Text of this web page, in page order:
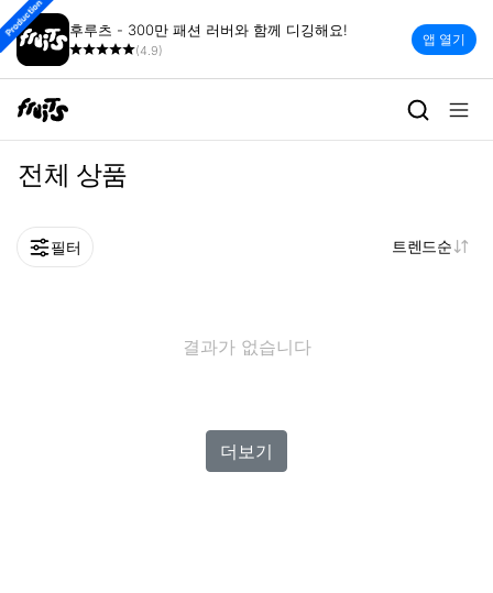
후루츠 - 300만 패션 러버와 함께 디깅해요!
(4.9)
앱 열기
전체 상품
필터 트렌드순
결과가 없습니다
더보기
Production